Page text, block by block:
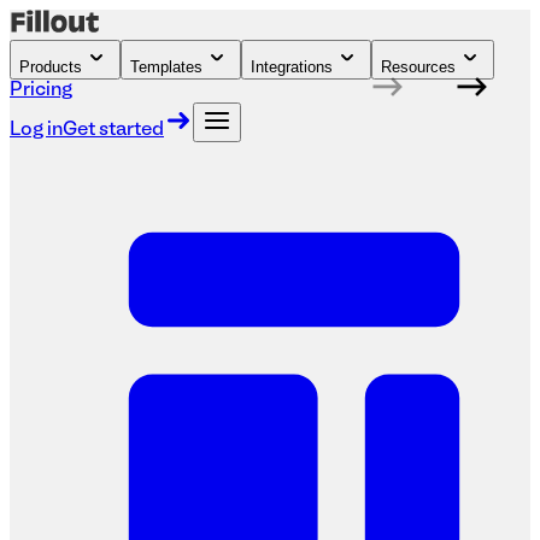
Products Templates Integrations Resources
Pricing
Log inGet started